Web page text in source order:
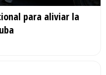
para aliviar la